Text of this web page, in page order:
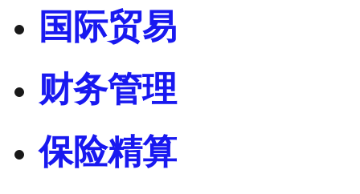
国际贸易
财务管理
保险精算